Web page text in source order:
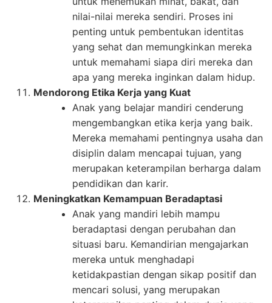
nilai-nilai mereka sendiri. Proses ini
penting untuk pembentukan identitas
yang sehat dan memungkinkan mereka
untuk memahami siapa diri mereka dan
apa yang mereka inginkan dalam hidup.
Mendorong Etika Kerja yang Kuat
Anak yang belajar mandiri cenderung
mengembangkan etika kerja yang baik.
Mereka memahami pentingnya usaha dan
disiplin dalam mencapai tujuan, yang
merupakan keterampilan berharga dalam
pendidikan dan karir.
Meningkatkan Kemampuan Beradaptasi
Anak yang mandiri lebih mampu
beradaptasi dengan perubahan dan
situasi baru. Kemandirian mengajarkan
mereka untuk menghadapi
ketidakpastian dengan sikap positif dan
mencari solusi, yang merupakan